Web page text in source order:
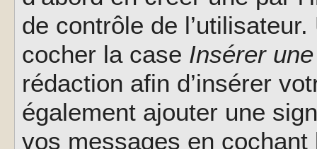
de contrôle de
cocher la case Insérer
rédaction afin d’insérer
également ajouter une
vos messages en